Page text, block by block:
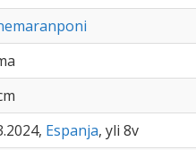
Espanja, yli 8v